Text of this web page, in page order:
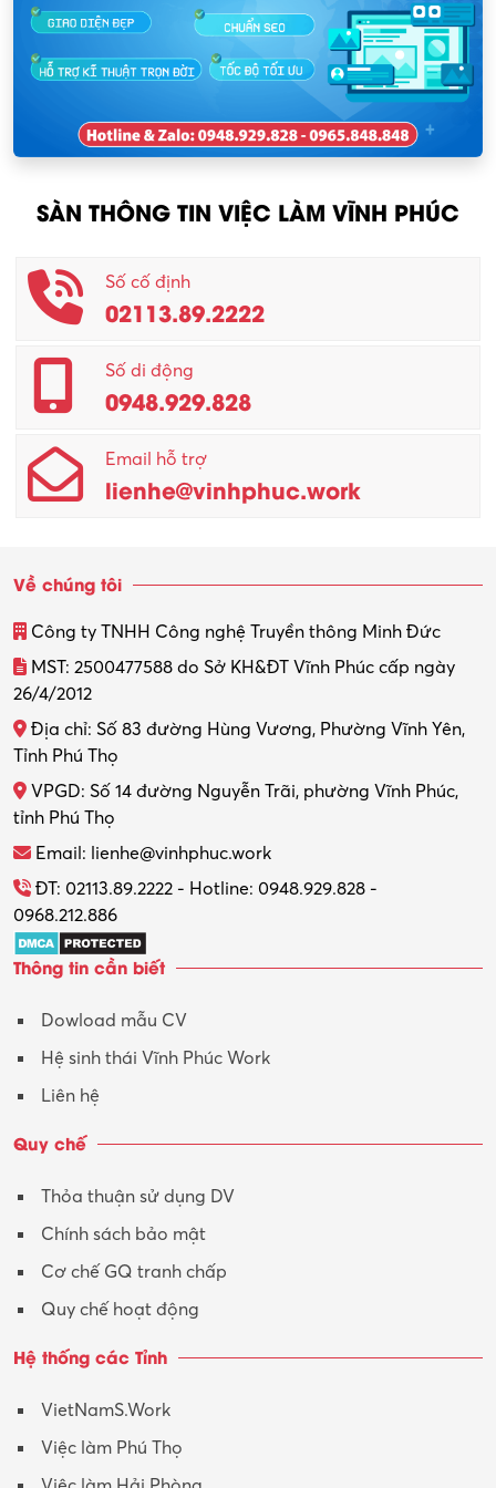
Nhân sự
Nhân viên kinh doanh
Nhân viên thu mua
Nhân viên CSKH
Phục vụ khác
Promotion Girl (PG)
Quản lý – Giám đốc
Quản lý chất lượng – QC
Quản lý sản xuất
Quản trị kinh doanh
Thiết kế nội thất
Thợ máy – Ô tô – Xe máy
Thực tập
Tổ chức sự kiện – Quà tặng
Trợ lý
Tư vấn
Tư vấn – Kiến trúc
Y tế-Dược
KCN Lập Thạch I
KCN Sông Lô I
KCN Tam Dương
SÀN THÔNG TIN VIỆC LÀM VĨNH PHÚC
Số cố định
02113.89.2222
Số di động
0948.929.828
Email hỗ trợ
lienhe@vinhphuc.work
Về chúng tôi
Công ty TNHH Công nghệ Truyền thông Minh Đức
MST: 2500477588 do Sở KH&ĐT Vĩnh Phúc cấp ngày
26/4/2012
Địa chỉ: Số 83 đường Hùng Vương, Phường Vĩnh Yên,
Tỉnh Phú Thọ
VPGD: Số 14 đường Nguyễn Trãi, phường Vĩnh Phúc,
tỉnh Phú Thọ
Email: lienhe@vinhphuc.work
ĐT: 02113.89.2222 - Hotline: 0948.929.828 -
0968.212.886
Thông tin cần biết
Dowload mẫu CV
Hệ sinh thái Vĩnh Phúc Work
Liên hệ
Quy chế
Thỏa thuận sử dụng DV
Chính sách bảo mật
Cơ chế GQ tranh chấp
Quy chế hoạt động
Hệ thống các Tỉnh
VietNamS.Work
Việc làm Phú Thọ